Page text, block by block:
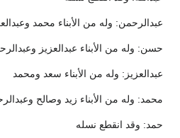
عبدالرحمن: وله من الأبناء محمد
حسن: وله من الأبناء عبدالعزيز
عبدالعزيز: وله من الأبناء سعد ومحمد
محمد: وله من الأبناء زيد وصالح
حمد: وقد انقطع نسله